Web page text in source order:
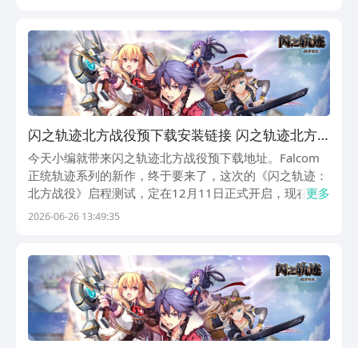
闪之轨迹北方战役预下载安装链接 闪之轨迹北方
战役预下载链接
今天小编就带来闪之轨迹北方战役预下载地址。Falcom
正统轨迹系列的新作，终于要来了，这次的《闪之轨迹：
北方战役》启程测试，定在12月11日正式开启，现在预
下载通道已经放出来了，玩家们可以提前把游戏包下好，
更多
2026-06-26 13:49:35